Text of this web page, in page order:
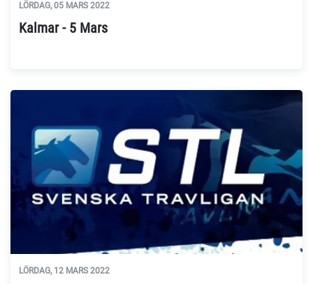
LÖRDAG, 05 MARS 2022
Kalmar - 5 Mars
LÖRDAG, 12 MARS 2022